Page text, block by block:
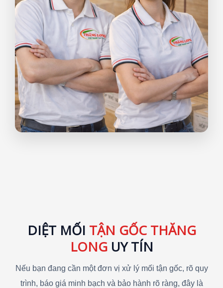
DIỆT MỐI TẬN GỐC THĂNG
LONGUY TÍN
Nếu bạn đang cần một đơn vị xử lý mối tận gốc, rõ quy
trình, báo giá minh bạch và bảo hành rõ ràng, đây là